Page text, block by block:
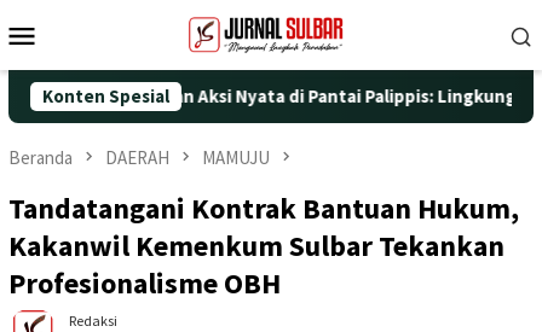
ke
Mobile
Konten Spesial
25 dengan Aksi Nyata di Pantai Palippis: Lingkungan dan
Beranda DAERAH MAMUJU
Tandatangani Kontrak Bantuan Hukum,
Kakanwil Kemenkum Sulbar Tekankan
Profesionalisme OBH
Redaksi